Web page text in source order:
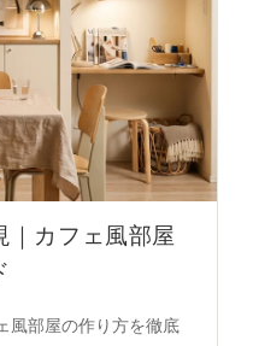
｜カフェ風部屋
風部屋の作り方を徹底